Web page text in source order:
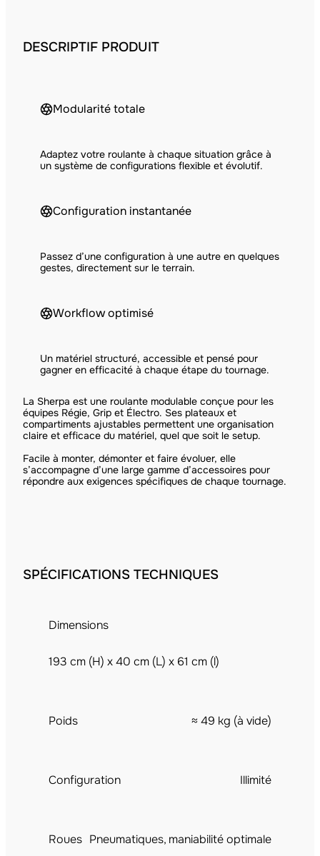
DESCRIPTIF PRODUIT
Modularité totale
Adaptez votre roulante à chaque situation grâce à
un système de configurations flexible et évolutif.
Configuration instantanée
Passez d’une configuration à une autre en quelques
gestes, directement sur le terrain.
Workflow optimisé
Un matériel structuré, accessible et pensé pour
gagner en efficacité à chaque étape du tournage.
La Sherpa est une roulante modulable conçue pour les
équipes Régie, Grip et Électro. Ses plateaux et
compartiments ajustables permettent une organisation
claire et efficace du matériel, quel que soit le setup.
Facile à monter, démonter et faire évoluer, elle
s’accompagne d’une large gamme d’accessoires pour
répondre aux exigences spécifiques de chaque tournage.
SPÉCIFICATIONS TECHNIQUES
Dimensions
193 cm (H) x 40 cm (L) x 61 cm (l)
Poids ≈ 49 kg (à vide)
Configuration Illimité
Roues Pneumatiques, maniabilité optimale